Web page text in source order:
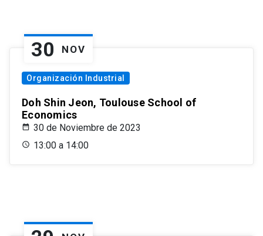
30 NOV
Organización Industrial
Doh Shin Jeon, Toulouse School of
Economics
30 de Noviembre de 2023
13:00 a 14:00